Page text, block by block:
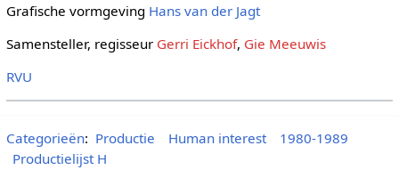
Grafische vormgeving Hans van der Jagt
Samensteller, regisseur Gerri Eickhof, Gie Meeuwis
RVU
Categorieën: Productie Human interest
1980-1989
Productielijst H